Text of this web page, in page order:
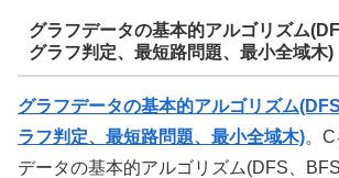
グラフデータの基本的アルゴリズム
グラフ判定、最短路問題、最小全域木)
グラフデータの基本的アルゴリズム
ラフ判定、最短路問題、最小全域木)。
データの基本的アルゴリズム(DFS、